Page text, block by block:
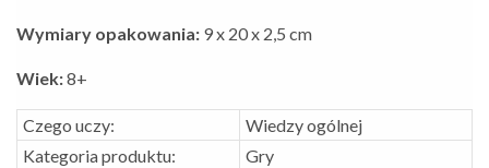
Wymiary opakowania: 9 x 20 x 2,5 cm
Wiek:8+
Czego uczy:
Wiedzy ogólnej
Kategoria produktu:
Gry